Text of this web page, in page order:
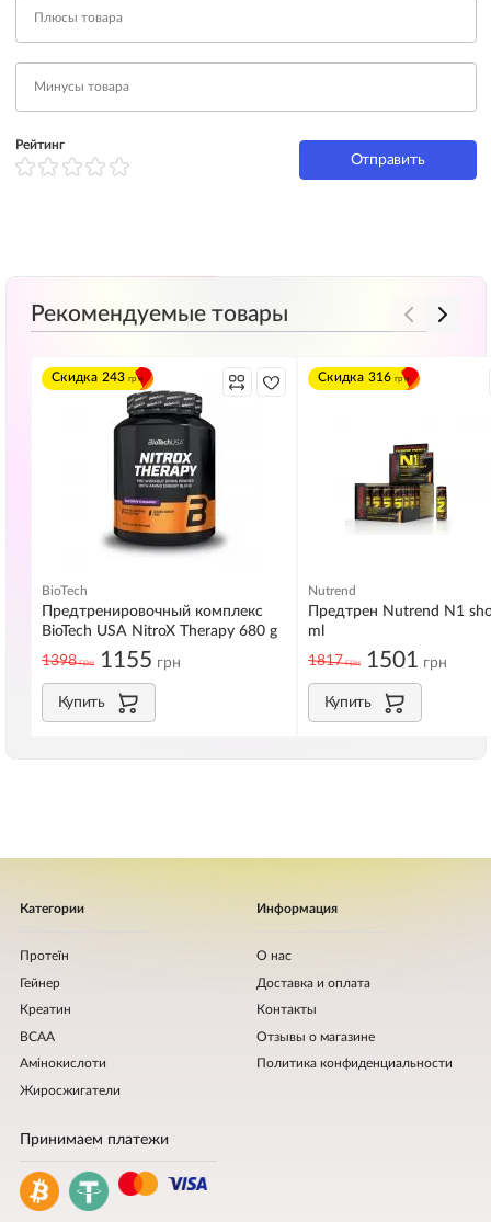
Рейтинг
Отправить
Рекомендуемые товары
Скидка 243 грн
BioTech
Предтренировочный комплекс
BioTech USA NitroX Therapy 680 g
1398грн 1155 грн
Купить
Скидка 316 грн
Nutrend
Предтрен Nutrend N1
ml
1817грн 1501 грн
Купить
Категории
Протеїн
Гейнер
Креатин
BCAA
Амінокислоти
Жиросжигатели
Информация
О нас
Доставка и оплата
Контакты
Отзывы о магазине
Политика конфиденциальности
Принимаем платежи